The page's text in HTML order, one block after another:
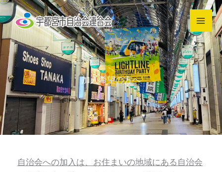
内
容
を
ス
キ
ッ
プ
加入希望の方へ
自治会への加入は、お住まいの地域にある自治会